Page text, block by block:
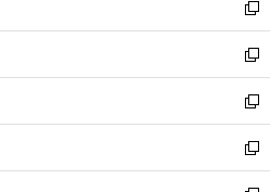
く
で
開
く
ド
ウ
で
開
く
い
ウ
ィ
ン
ド
ウ
で
開
新
し
い
ウ
ィ
ン
ド
ウ
新
し
い
ウ
ィ
ン
新
し
い
ウ
新
し